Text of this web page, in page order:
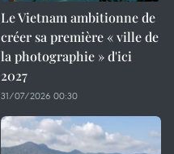
Le Vietnam ambitionne de
créer sa première « ville de
la photographie » d'ici
2027
31/07/2026 00:30